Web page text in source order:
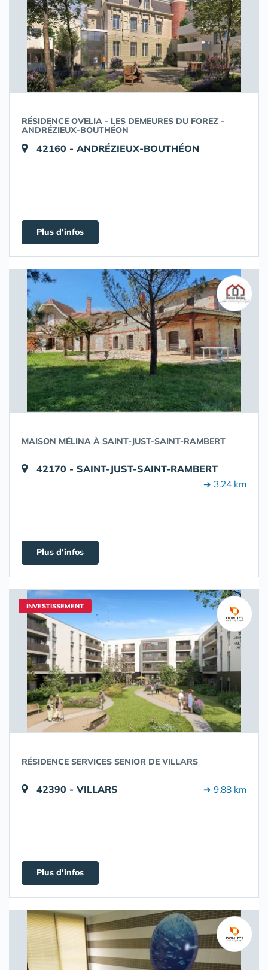
RÉSIDENCE OVELIA - LES DEMEURES DU FOREZ -
ANDRÉZIEUX-BOUTHÉON
42160 - ANDRÉZIEUX-BOUTHÉON
Plus d'infos
MAISON MÉLINA À SAINT-JUST-SAINT-RAMBERT
42170 - SAINT-JUST-SAINT-RAMBERT
➔ 3.24 km
Plus d'infos
INVESTISSEMENT
RÉSIDENCE SERVICES SENIOR DE VILLARS
42390 - VILLARS ➔ 9.88 km
Plus d'infos